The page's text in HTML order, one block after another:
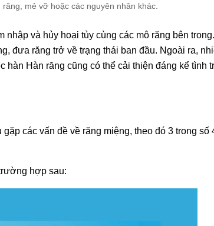
mẻ vỡ hoặc các nguyên nhân khác.
nhập và hủy hoại tủy cùng các mô răng bên
đưa răng trở về trạng thái ban đầu. Ngoài ra,
hàn Hàn răng cũng có thể cải thiện đáng kể tình
các vấn đề về răng miệng, theo đó 3 trong số
hợp sau: